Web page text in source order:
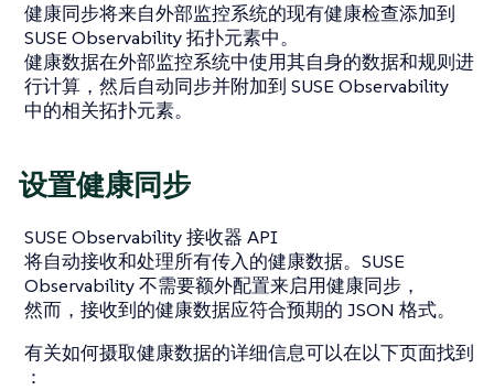
健康同步将来自外部监控系统的现有健康检查添加到
SUSE Observability 拓扑元素中。
健康数据在外部监控系统中使用其自身的数据和规则进
行计算，然后自动同步并附加到 SUSE Observability
中的相关拓扑元素。
设置健康同步
SUSE Observability 接收器 API
将自动接收和处理所有传入的健康数据。SUSE
Observability 不需要额外配置来启用健康同步，
然而，接收到的健康数据应符合预期的 JSON 格式。
有关如何摄取健康数据的详细信息可以在以下页面找到
：